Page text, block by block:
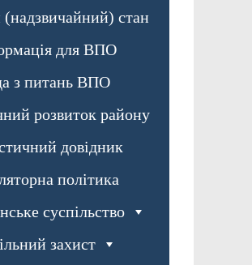
стан
для ВПО
з питань ВПО
розвиток району
довідник
політика
суспільство
захист